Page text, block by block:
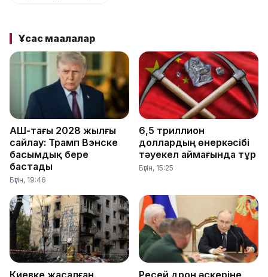
Ұқсас мақалалар
АҚШ-тағы 2028 жылғы
сайлау: Трамп Вэнске
басымдық бере
бастады
Бүгін, 19:46
6,5 триллион
доллардың өнеркәсібі
тәуекел аймағында тұр
Бүгін, 15:25
Киевке жасалған
Ресей дрон әскеріне